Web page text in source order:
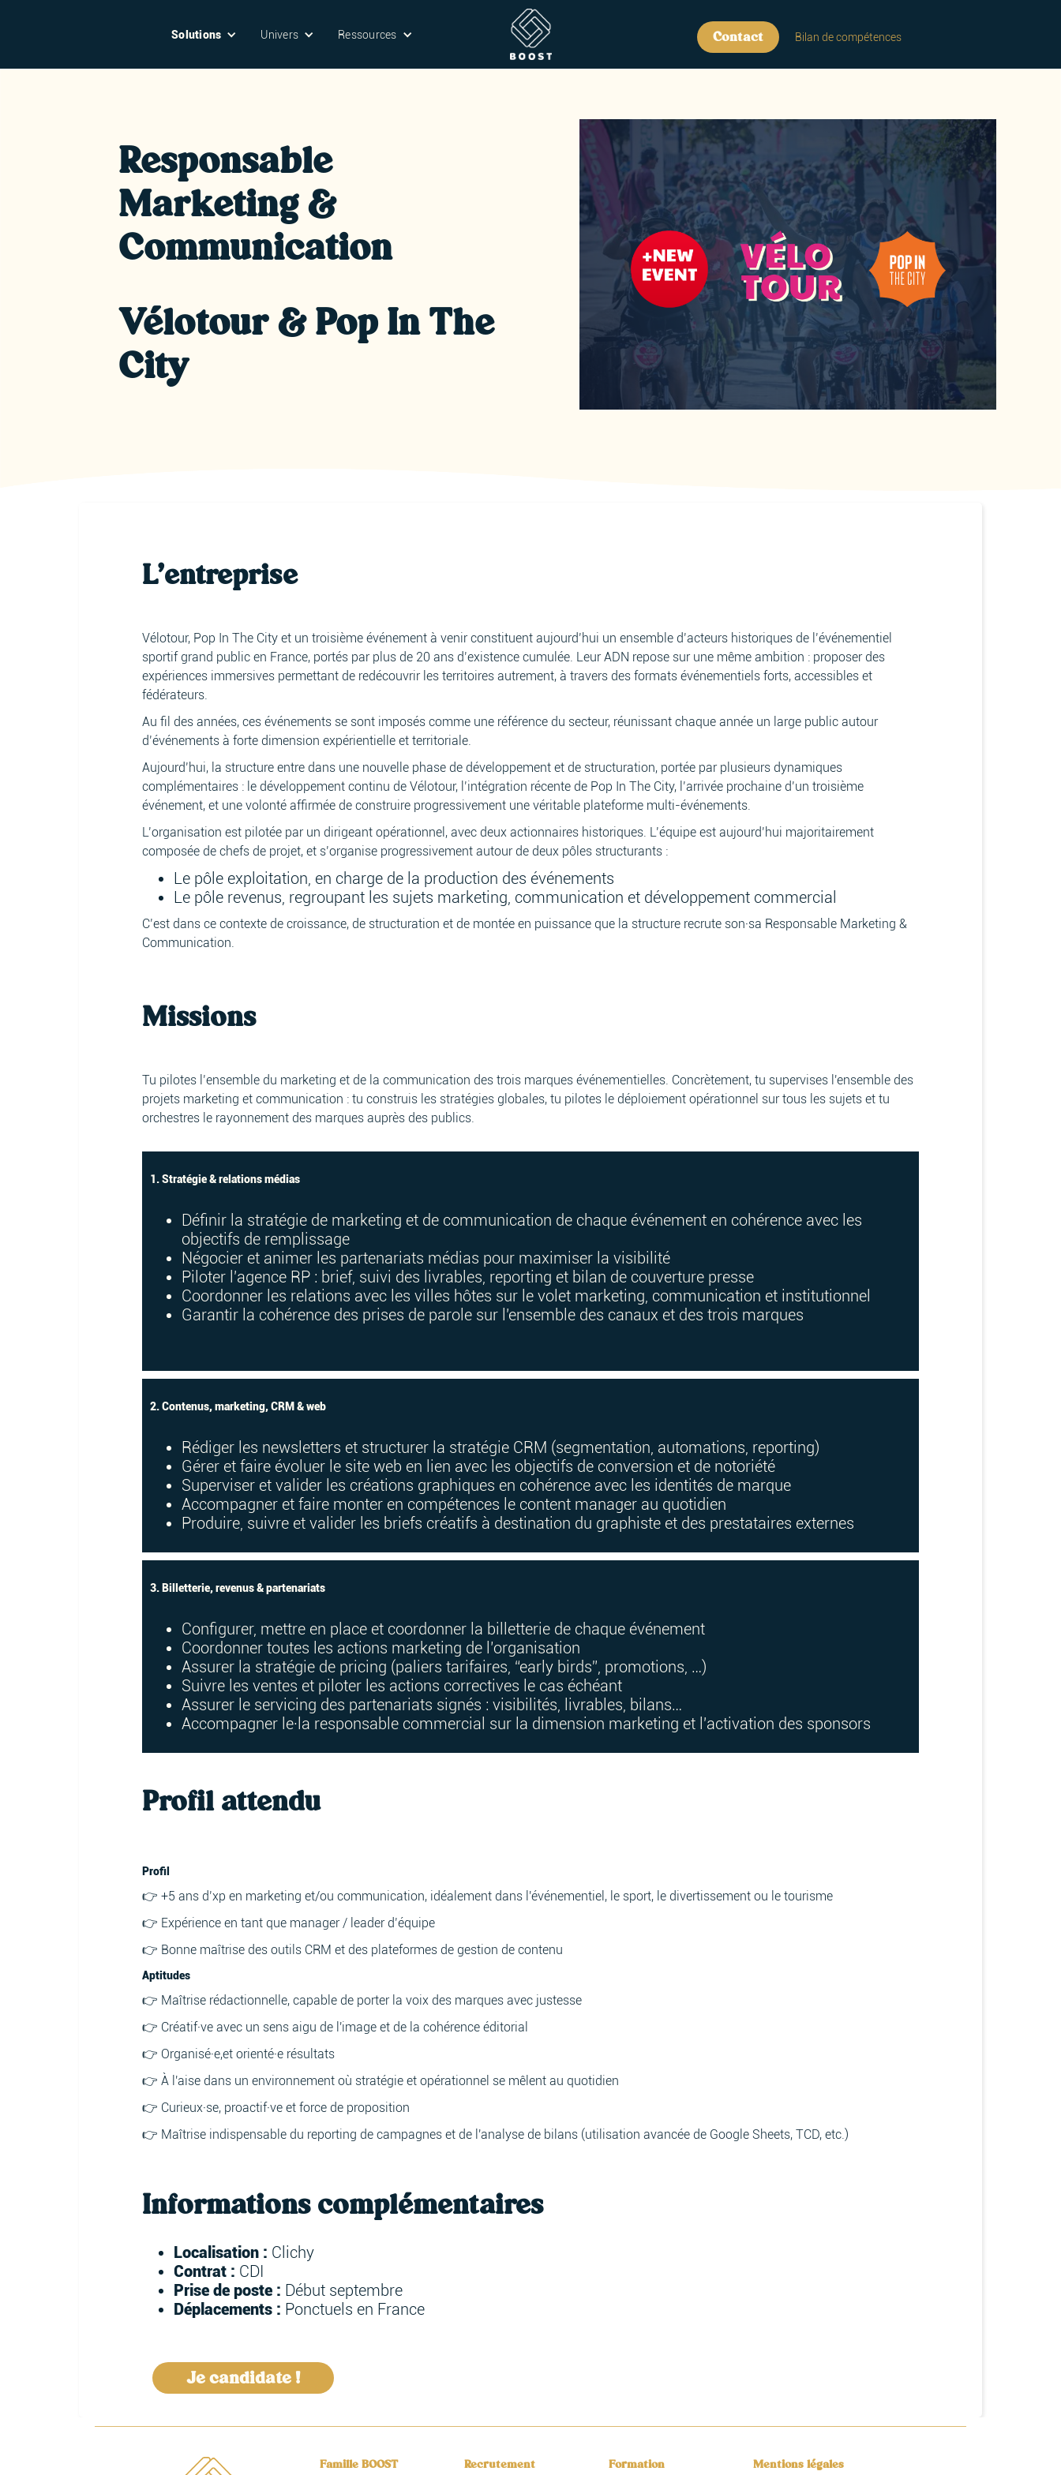
Solutions Univers Ressources Contact Bilan de compétences
Responsable
Marketing &
Communication
Vélotour & Pop In The
City
L'entreprise
Vélotour, Pop In The City et un troisième événement à venir constituent aujourd’hui un ensemble d’acteurs historiques de l’événementiel
sportif grand public en France, portés par plus de 20 ans d’existence cumulée. Leur ADN repose sur une même ambition : proposer des
expériences immersives permettant de redécouvrir les territoires autrement, à travers des formats événementiels forts, accessibles et
fédérateurs.
Au fil des années, ces événements se sont imposés comme une référence du secteur, réunissant chaque année un large public autour
d’événements à forte dimension expérientielle et territoriale.
Aujourd’hui, la structure entre dans une nouvelle phase de développement et de structuration, portée par plusieurs dynamiques
complémentaires : le développement continu de Vélotour, l’intégration récente de Pop In The City, l’arrivée prochaine d’un troisième
événement, et une volonté affirmée de construire progressivement une véritable plateforme multi-événements.
L’organisation est pilotée par un dirigeant opérationnel, avec deux actionnaires historiques. L’équipe est aujourd’hui majoritairement
composée de chefs de projet, et s’organise progressivement autour de deux pôles structurants :
Le pôle exploitation, en charge de la production des événements
Le pôle revenus, regroupant les sujets marketing, communication et développement commercial
C’est dans ce contexte de croissance, de structuration et de montée en puissance que la structure recrute son·sa Responsable Marketing &
Communication.
Missions
Tu pilotes l’ensemble du marketing et de la communication des trois marques événementielles. Concrètement, tu supervises l'ensemble des
projets marketing et communication : tu construis les stratégies globales, tu pilotes le déploiement opérationnel sur tous les sujets et tu
orchestres le rayonnement des marques auprès des publics.
1. Stratégie & relations médias
Définir la stratégie de marketing et de communication de chaque événement en cohérence avec les
objectifs de remplissage
Négocier et animer les partenariats médias pour maximiser la visibilité
Piloter l'agence RP : brief, suivi des livrables, reporting et bilan de couverture presse
Coordonner les relations avec les villes hôtes sur le volet marketing, communication et institutionnel
Garantir la cohérence des prises de parole sur l'ensemble des canaux et des trois marques
2. Contenus, marketing, CRM & web
Rédiger les newsletters et structurer la stratégie CRM (segmentation, automations, reporting)
Gérer et faire évoluer le site web en lien avec les objectifs de conversion et de notoriété
Superviser et valider les créations graphiques en cohérence avec les identités de marque
Accompagner et faire monter en compétences le content manager au quotidien
Produire, suivre et valider les briefs créatifs à destination du graphiste et des prestataires externes
3. Billetterie, revenus & partenariats
Configurer, mettre en place et coordonner la billetterie de chaque événement
Coordonner toutes les actions marketing de l’organisation
Assurer la stratégie de pricing (paliers tarifaires, “early birds”, promotions, …)
Suivre les ventes et piloter les actions correctives le cas échéant
Assurer le servicing des partenariats signés : visibilités, livrables, bilans…
Accompagner le·la responsable commercial sur la dimension marketing et l'activation des sponsors
Profil attendu
Profil
👉 +5 ans d’xp en marketing et/ou communication, idéalement dans l'événementiel, le sport, le divertissement ou le tourisme
👉 Expérience en tant que manager / leader d’équipe
👉 Bonne maîtrise des outils CRM et des plateformes de gestion de contenu
Aptitudes
👉 Maîtrise rédactionnelle, capable de porter la voix des marques avec justesse
👉 Créatif·ve avec un sens aigu de l'image et de la cohérence éditorial
👉 Organisé·e,et orienté·e résultats
👉 À l'aise dans un environnement où stratégie et opérationnel se mêlent au quotidien
👉 Curieux·se, proactif·ve et force de proposition
👉 Maîtrise indispensable du reporting de campagnes et de l'analyse de bilans (utilisation avancée de Google Sheets, TCD, etc.)
Informations complémentaires
Localisation : Clichy
Contrat : CDI
Prise de poste : Début septembre
Déplacements : Ponctuels en France
Je candidate !
Famille BOOST Recrutement Formation Mentions légales